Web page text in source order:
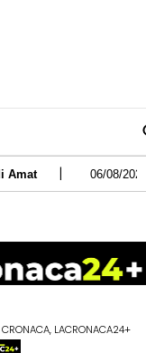
06/08/2026 - Trentino,
CRONACA, LACRONACA24+